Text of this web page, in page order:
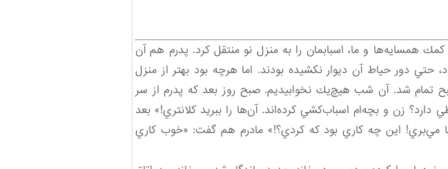
همسايه‌ها و ما، اسبابمان را به منزل نو منتقل كرد. پدرم هم آن
دور حياط آن ديوار نكشيده بودند. اما هرچه بود بهتر از منزل
تمام شد. آن شب هيچ‌يك نخوابيديم. صبح روز بعد كه پدرم از سر
زن و بچه‌ام اسباب‌كشي كرده‌اند. آن‌ها را ببريد كلانتري!» بعد
مي‌بري! اين چه كاري بود كه كردي؟!» مادرم هم گفت: «خوب كاري